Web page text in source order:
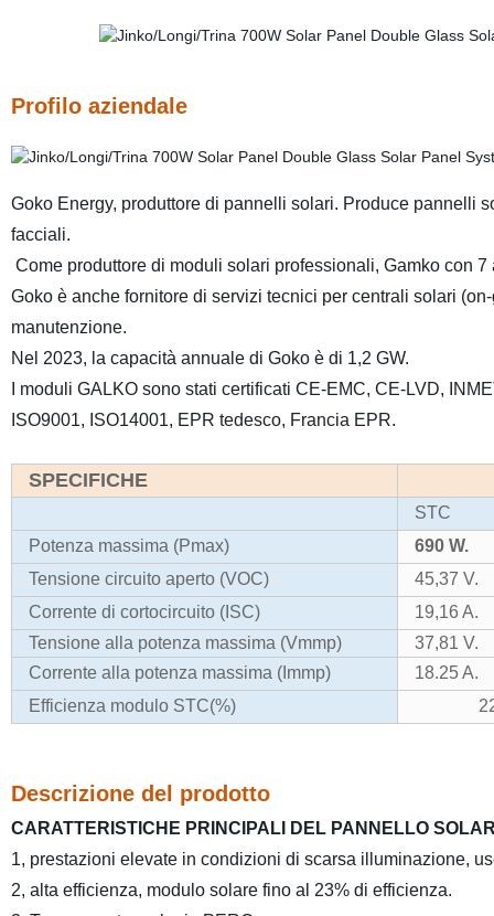
Profilo aziendale
Goko Energy, produttore di pannelli solari. Produce pannelli
facciali.
Come produttore di moduli solari professionali, Gamko con
Goko è anche fornitore di servizi tecnici per centrali solari
manutenzione.
Nel 2023, la capacità annuale di Goko è di 1,2 GW.
I moduli GALKO sono stati certificati CE-EMC, CE-LVD,
ISO9001, ISO14001, EPR tedesco, Francia EPR.
SPECIFICHE
STC
Potenza massima (Pmax)
690 W.
Tensione circuito aperto (VOC)
45,37 V.
Corrente di cortocircuito (ISC)
19,16 A.
Tensione alla potenza massima (Vmmp)
37,81 V.
Corrente alla potenza massima (Immp)
18.25 A.
Efficienza modulo STC(%)
Descrizione del prodotto
CARATTERISTICHE PRINCIPALI DEL PANNELLO
1, prestazioni elevate in condizioni di scarsa illuminazione,
2, alta efficienza, modulo solare fino al 23% di efficienza.